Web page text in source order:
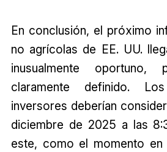
En conclusión, el próximo
no agrícolas de EE. UU.
inusualmente
claramente definido.
inversores deberían
diciembre de 2025 a las
este, como el momento